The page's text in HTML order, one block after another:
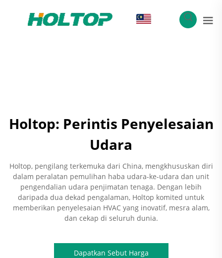
Holtop: Perintis Penyelesaian
Udara
Holtop, pengilang terkemuka dari China, mengkhususkan diri
dalam peralatan pemulihan haba udara-ke-udara dan unit
pengendalian udara penjimatan tenaga. Dengan lebih
daripada dua dekad pengalaman, Holtop komited untuk
memberikan penyelesaian HVAC yang inovatif, mesra alam,
dan cekap di seluruh dunia.
Dapatkan Sebut Harga